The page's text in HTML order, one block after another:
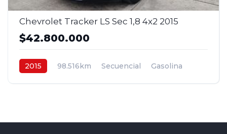
Chevrolet Tracker LS Sec 1,8 4x2 2015
$42.800.000
2015 98.516km Secuencial
Gasolina